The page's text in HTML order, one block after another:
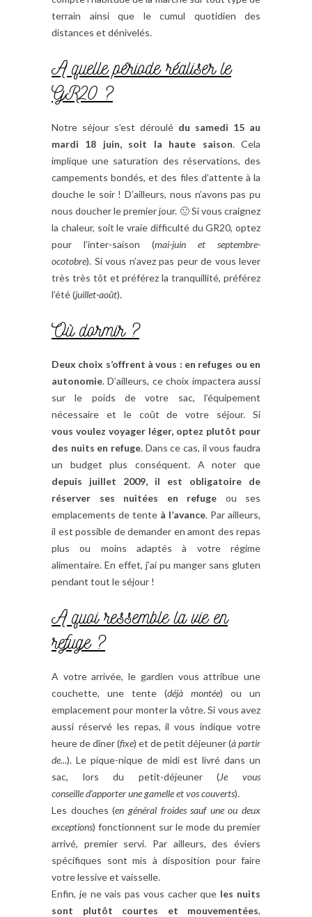
terrain ainsi que le cumul quotidien des
distances et dénivelés.
A quelle période réaliser le
GR20 ?
Notre séjour s’est déroulé du samedi 15 au
mardi 18 juin, soit la haute saison. Cela
implique une saturation des réservations, des
campements bondés, et des files d’attente à la
douche le soir ! D’ailleurs, nous n’avons pas pu
nous doucher le premier jour. 🙁 Si vous craignez
la chaleur, soit le vraie difficulté du GR20, optez
pour l’inter-saison (mai-juin et septembre-
ocotobre). Si vous n’avez pas peur de vous lever
très très tôt et préférez la tranquillité, préférez
l’été (juillet-août).
Où dormir ?
Deux choix s’offrent à vous : en refuges ou en
autonomie. D’ailleurs, ce choix impactera aussi
sur le poids de votre sac, l’équipement
nécessaire et le coût de votre séjour. Si
vous voulez voyager léger, optez plutôt pour
des nuits en refuge. Dans ce cas, il vous faudra
un budget plus conséquent. A noter que
depuis juillet 2009, il est obligatoire de
réserver ses nuitées en refuge ou ses
emplacements de tente à l’avance. Par ailleurs,
il est possible de demander en amont des repas
plus ou moins adaptés à votre régime
alimentaire. En effet, j’ai pu manger sans gluten
pendant tout le séjour !
A quoi ressemble la vie en
refuge ?
A votre arrivée, le gardien vous attribue une
couchette, une tente (déjà montée) ou un
emplacement pour monter la vôtre. Si vous avez
aussi réservé les repas, il vous indique votre
heure de dîner (fixe) et de petit déjeuner (à partir
de...). Le pique-nique de midi est livré dans un
sac, lors du petit­-déjeuner (Je vous
conseille d’apporter une gamelle et vos couverts).
Les douches (en général froides sauf une ou deux
exceptions) fonctionnent sur le mode du premier
arrivé, premier servi. Par ailleurs, des éviers
spécifiques sont mis à disposition pour faire
votre lessive et vaisselle.
Enfin, je ne vais pas vous cacher que les nuits
sont plutôt courtes et mouvementées,